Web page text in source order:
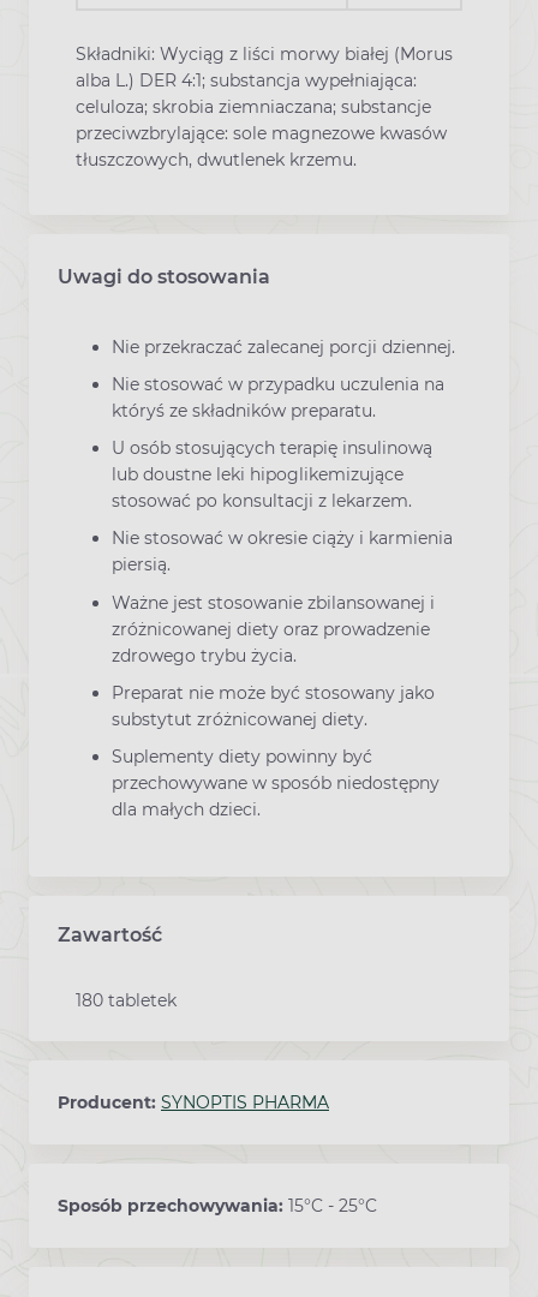
Składniki: Wyciąg z liści morwy białej (Morus
alba L.) DER 4:1; substancja wypełniająca:
celuloza; skrobia ziemniaczana; substancje
przeciwzbrylające: sole magnezowe kwasów
tłuszczowych, dwutlenek krzemu.
Uwagi do stosowania
Nie przekraczać zalecanej porcji dziennej.
Nie stosować w przypadku uczulenia na
któryś ze składników preparatu.
U osób stosujących terapię insulinową
lub doustne leki hipoglikemizujące
stosować po konsultacji z lekarzem.
Nie stosować w okresie ciąży i karmienia
piersią.
Ważne jest stosowanie zbilansowanej i
zróżnicowanej diety oraz prowadzenie
zdrowego trybu życia.
Preparat nie może być stosowany jako
substytut zróżnicowanej diety.
Suplementy diety powinny być
przechowywane w sposób niedostępny
dla małych dzieci.
Zawartość
180 tabletek
Producent: SYNOPTIS PHARMA
Sposób przechowywania: 15°C - 25°C